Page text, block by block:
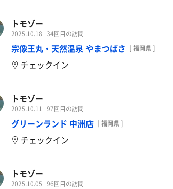
トモゾー
2025.10.18 34回目の訪問
宗像王丸・天然温泉 やまつばさ [ 福岡県 ]
チェックイン
トモゾー
2025.10.11 97回目の訪問
グリーンランド 中洲店 [ 福岡県 ]
チェックイン
トモゾー
2025.10.05 96回目の訪問